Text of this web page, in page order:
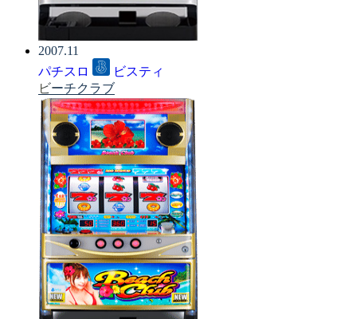
2007.11
パチスロ
ビスティ
ビーチクラブ